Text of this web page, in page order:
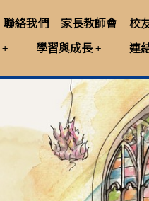
聯絡我們 家長教師會 校
學習與成長 連